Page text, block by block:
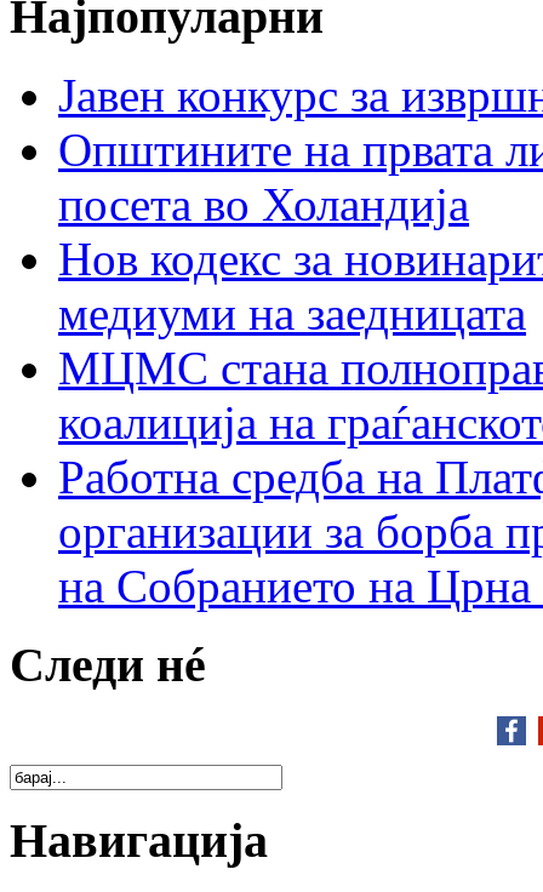
Најпопуларни
Јавен конкурс за
Општините на првата
посета во Холандија
Нов кодекс за
медиуми на заедницата
МЦМС стана
коалиција на
Работна средба на
организации за борба
на Собранието на Црна
Следи нé
Навигација